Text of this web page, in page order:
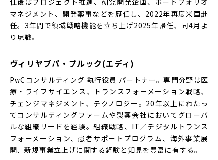
任後はプロジェクト推進、研究開発企画、ポートフォリオ
マネジメント、開発薬事などを歴任し、2022年再度米国赴
任。3年間で領域戦略機能を立ち上げ2025年帰任、同4月よ
り現職。
ヴィリヤブパ・プルック(エディ)
PwCコンサルティング 執行役員 パートナー。専門分野は医
療・ライフサイエンス、トランスフォーメーション戦略、
チェンジマネジメント、テクノロジー。20年以上にわたっ
てコンサルティングファームや製薬会社においてグローバ
ルな組織リードを経験。組織戦略、IT／デジタルトランス
フォーメーション、患者サポートプログラム、海外事業展
開、新規事業立上げに関する経験と知見を豊富に有する。